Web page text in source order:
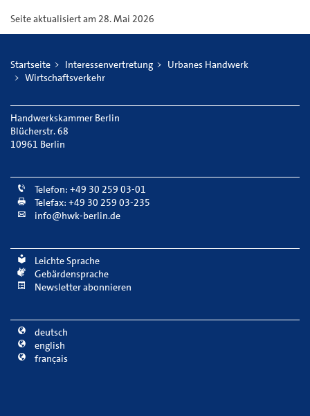
versenden
Seite aktualisiert am 28. Mai 2026
Startseite Interessenvertretung
Urbanes Handwerk
Wirtschaftsverkehr
Handwerkskammer Berlin
Blücherstr. 68
10961 Berlin
Telefon: +49 30 259 03-01
Telefax: +49 30 259 03-235
info@hwk-berlin.de
Leichte Sprache
Gebärdensprache
Newsletter abonnieren
deutsch
english
français